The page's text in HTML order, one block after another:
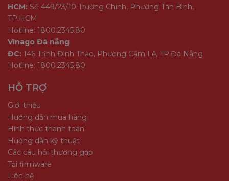
HCM: Số 449/23/10 Trường Chinh, Phường Tân Bình,
TP.HCM
Hotline: 1800.2345.80
Vinago Đà nẵng
ĐC: 146 Trịnh Đình Thảo, Phường Cẩm Lệ, TP.Đà Nẵng
Hotline: 1800.2345.80
HỖ TRỢ
Giới thiệu
Hướng dẫn mua hàng
Hình thức thanh toán
Hướng dẫn kỹ thuật
Các câu hỏi thường gặp
Tải firmware
Liên hệ